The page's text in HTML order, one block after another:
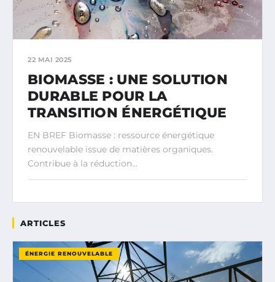
22 MAI 2025
BIOMASSE : UNE SOLUTION
DURABLE POUR LA
TRANSITION ÉNERGÉTIQUE
EN BREF Biomasse : ressource énergétique
renouvelable issue de matières organiques.
Contribue à la réduction…
ARTICLES
ÉNERGIE RENOUVELABLE